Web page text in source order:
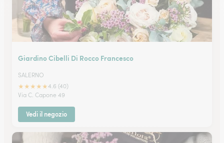
Giardino Cibelli Di Rocco Francesco
SALERNO
★★★★★4.6 (40)
Via C. Capone 49
Vedi il negozio